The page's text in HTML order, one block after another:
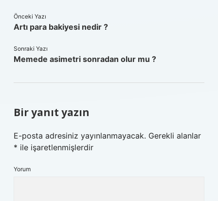
Önceki Yazı
Artı para bakiyesi nedir ?
Sonraki Yazı
Memede asimetri sonradan olur mu ?
Bir yanıt yazın
E-posta adresiniz yayınlanmayacak. Gerekli alanlar
* ile işaretlenmişlerdir
Yorum